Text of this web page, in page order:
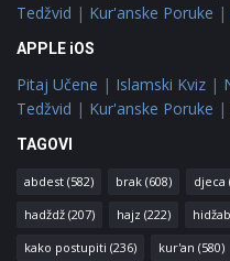
Tedžvid | Kur'anske Poruke |
APPLE iOS
Pitaj Učene | Islamski Kviz |
Tedžvid | Kur'anske Poruke |
TAGOVI
abdest (582) brak (608) djeca
hadždž (207) hajz (222) hidžab
kako postupiti (236) kur'an (580)